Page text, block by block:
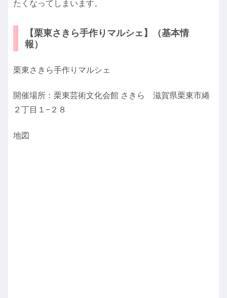
たくなってしまいます。
【栗東さきら手作りマルシェ】（基本情
報）
栗東さきら手作りマルシェ
開催場所：栗東芸術文化会館 さきら 滋賀県栗東市綣
２丁目１−２８
地図